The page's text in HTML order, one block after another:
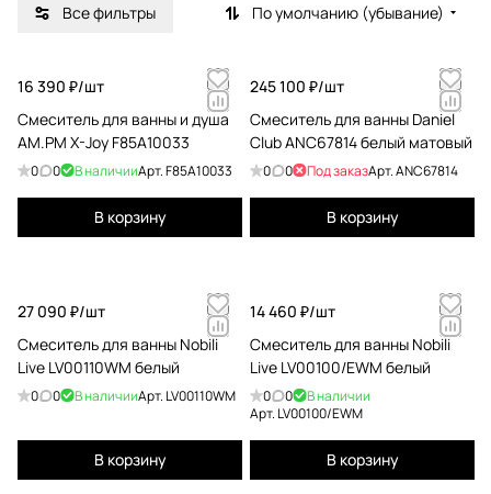
Все фильтры По умолчанию (убывание)
16 390 ₽/шт
Смеситель для ванны и душа
AM.PM X-Joy F85A10033
0 0 В наличииАрт.F85A10033
В корзину
245 100 ₽/шт
Смеситель для ванны Daniel
Club ANC67814 белый матовый
0 0 Под заказАрт.ANC67814
В корзину
27 090 ₽/шт
Смеситель для ванны Nobili
Live LV00110WM белый
0 0 В наличииАрт. LV00110WM
В корзину
14 460 ₽/шт
Смеситель для ванны Nobili
Live LV00100/EWM белый
0 0
В наличии
Арт. LV00100/EWM
В корзину